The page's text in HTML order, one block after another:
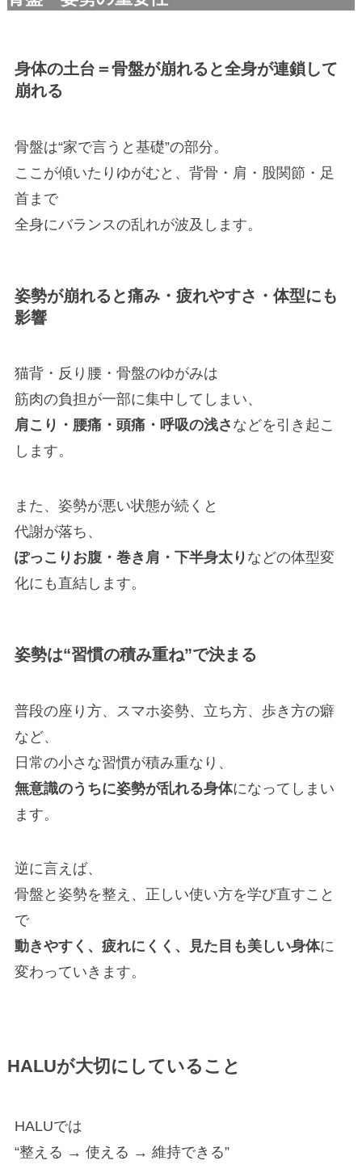
身体の土台＝骨盤が崩れると全身が連鎖して
崩れる
骨盤は“家で言うと基礎”の部分。
ここが傾いたりゆがむと、背骨・肩・股関節・足
首まで
全身にバランスの乱れが波及します。
姿勢が崩れると痛み・疲れやすさ・体型にも
影響
猫背・反り腰・骨盤のゆがみは
筋肉の負担が一部に集中してしまい、
肩こり・腰痛・頭痛・呼吸の浅さ などを引き起こ
します。
また、姿勢が悪い状態が続くと
代謝が落ち、
ぽっこりお腹・巻き肩・下半身太り などの体型変
化にも直結します。
姿勢は“習慣の積み重ね”で決まる
普段の座り方、スマホ姿勢、立ち方、歩き方の癖
など、
日常の小さな習慣が積み重なり、
無意識のうちに姿勢が乱れる身体になってしまい
ます。
逆に言えば、
骨盤と姿勢を整え、正しい使い方を学び直すこと
で
動きやすく、疲れにくく、見た目も美しい身体に
変わっていきます。
HALUが大切にしていること
HALUでは
“整える → 使える → 維持できる”